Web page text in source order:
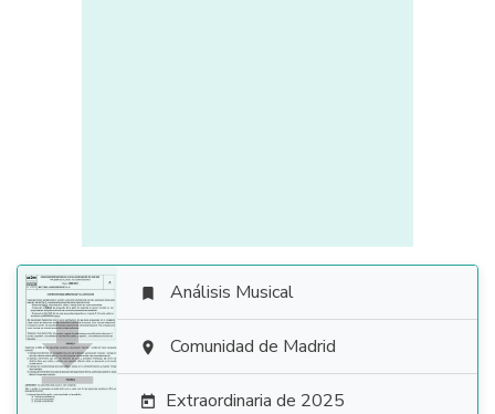

 Análisis Musical
 Comunidad de Madrid
 Extraordinaria de 2025